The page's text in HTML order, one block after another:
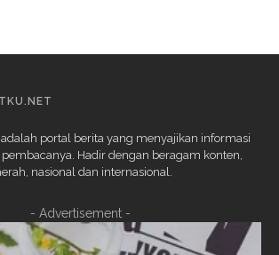
portal berita yang menyajikan informasi
Hadir dengan beragam konten,
nasional dan internasional.
- Advertisement -